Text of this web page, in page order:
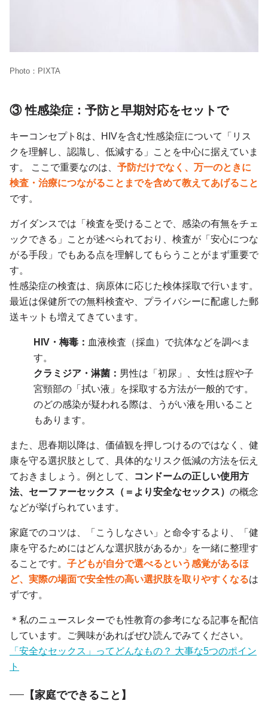
Photo：PIXTA
③ 性感染症：予防と早期対応をセットで
キーコンセプト8は、HIVを含む性感染症について「リス
クを理解し、認識し、低減する」ことを中心に据えていま
す。 ここで重要なのは、 予防だけでなく、万一のときに
検査・治療につながることまでを含めて教えてあげること
です。
ガイダンスでは「検査を受けることで、感染の有無をチェ
ックできる」ことが述べられており、検査が「安心につな
がる手段」でもある点を理解してもらうことがまず重要で
す。
性感染症の検査は、病原体に応じた検体採取で行います。
最近は保健所での無料検査や、プライバシーに配慮した郵
送キットも増えてきています。
HIV・梅毒： 血液検査（採血）で抗体などを調べま
す。
クラミジア・淋菌： 男性は「初尿」、女性は腟や子
宮頸部の「拭い液」を採取する方法が一般的です。
のどの感染が疑われる際は、うがい液を用いること
もあります。
また、思春期以降は、価値観を押しつけるのではなく、健
康を守る選択肢として、具体的なリスク低減の方法を伝え
ておきましょう。例として、
コンドームの正しい使用方
法、セーファーセックス（＝より安全なセックス） の概念
などが挙げられています。
家庭でのコツは、「こうしなさい」と命令するより、「健
康を守るためにはどんな選択肢があるか」を一緒に整理す
ることです。 子どもが自分で選べるという感覚があるほ
ど、実際の場面で安全性の高い選択肢を取りやすくなるは
ずです。
＊私のニュースレターでも性教育の参考になる記事を配信
しています。ご興味があればぜひ読んでみてください。
「安全なセックス」ってどんなもの？ 大事な5つのポイン
ト
【家庭でできること】